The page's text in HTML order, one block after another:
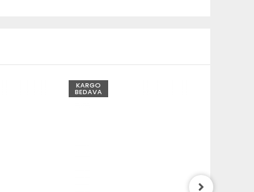
KARGO
BEDAVA